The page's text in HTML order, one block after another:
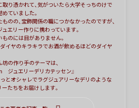
り憑かれて、気がついたら大学そっちのけで
ていました。
のの、宝飾関係の職につかなかったのですが、
エリー作りに携わっています。
のには目がありません。
イヤのキラキラでお酒が飲めるほどのダイヤ
の作り手のテーマは、
ジュエリーデリカテッセン』
とオシャレでラグジュアリーなデリのような
たちをお届けします。